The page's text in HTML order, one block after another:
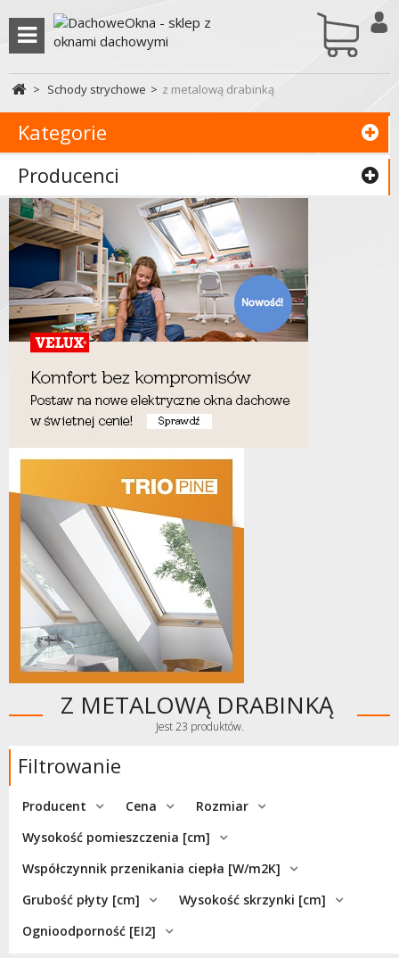
> Schody strychowe > z metalową drabinką
Kategorie
Producenci
Z METALOWĄ DRABINKĄ
Jest 23 produktów.
Filtrowanie
Producent Cena
Rozmiar
Wysokość pomieszczenia [cm]
Współczynnik przenikania ciepła [W/m2K]
Grubość płyty [cm]
Wysokość skrzynki [cm]
Ognioodporność [EI2]